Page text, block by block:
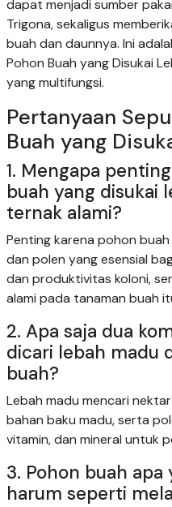
dapat menjadi sumber
Trigona, sekaligus
buah dan daunnya. Ini
Pohon Buah yang Disukai
yang multifungsi.
Pertanyaan
Buah yang
1. Mengapa
buah yang disukai
ternak alami?
Penting karena pohon
dan polen yang esensial
dan produktivitas koloni,
alami pada tanaman buah
2. Apa saja dua
dicari lebah madu
buah?
Lebah madu mencari
bahan baku madu, serta
vitamin, dan mineral untuk
3. Pohon buah apa
harum seperti